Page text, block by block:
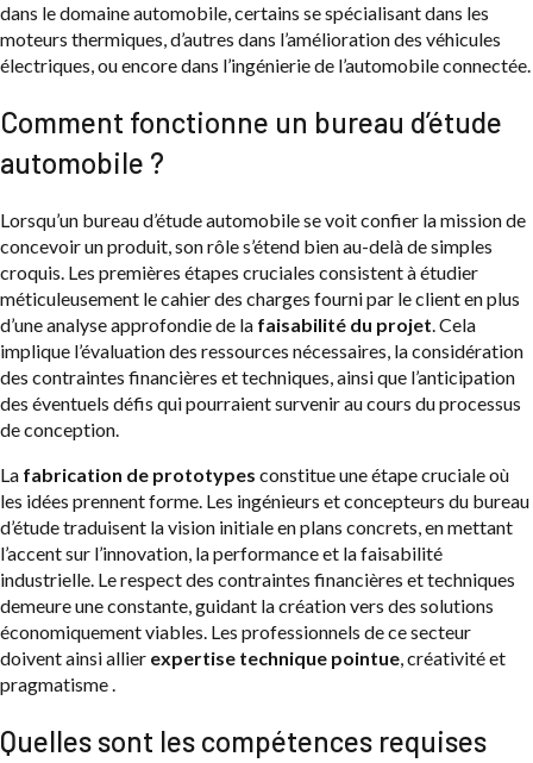
dans le domaine automobile, certains se spécialisant dans les
moteurs thermiques, d’autres dans l’amélioration des véhicules
électriques, ou encore dans l’ingénierie de l’automobile connectée.
Comment fonctionne un bureau d’étude
automobile ?
Lorsqu’un bureau d’étude automobile se voit confier la mission de
concevoir un produit, son rôle s’étend bien au-delà de simples
croquis. Les premières étapes cruciales consistent à étudier
méticuleusement le cahier des charges fourni par le client en plus
d’une analyse approfondie de la faisabilité du projet. Cela
implique l’évaluation des ressources nécessaires, la considération
des contraintes financières et techniques, ainsi que l’anticipation
des éventuels défis qui pourraient survenir au cours du processus
de conception.
La fabrication de prototypes constitue une étape cruciale où
les idées prennent forme. Les ingénieurs et concepteurs du bureau
d’étude traduisent la vision initiale en plans concrets, en mettant
l’accent sur l’innovation, la performance et la faisabilité
industrielle. Le respect des contraintes financières et techniques
demeure une constante, guidant la création vers des solutions
économiquement viables. Les professionnels de ce secteur
doivent ainsi allier expertise technique pointue, créativité et
pragmatisme .
Quelles sont les compétences requises